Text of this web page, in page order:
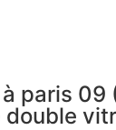
paris 09